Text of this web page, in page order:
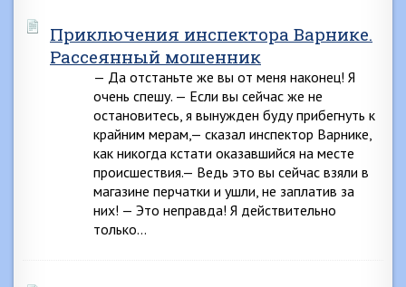
Приключения инспектора Варнике.
Рассеянный мошенник
— Да отстаньте же вы от меня наконец! Я
очень спешу. — Если вы сейчас же не
остановитесь, я вынужден буду прибегнуть к
крайним мерам,— сказал инспектор Варнике,
как никогда кстати оказавшийся на месте
происшествия.— Ведь это вы сейчас взяли в
магазине перчатки и ушли, не заплатив за
них! — Это неправда! Я действительно
только…